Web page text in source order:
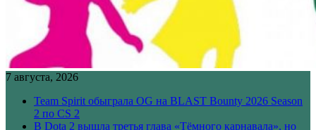
7 августа, 2026
Team Spirit обыграла OG на BLAST Bounty 2026 Season
2 по CS 2
В Dota 2 вышла третья глава «Тёмного карнавала», но